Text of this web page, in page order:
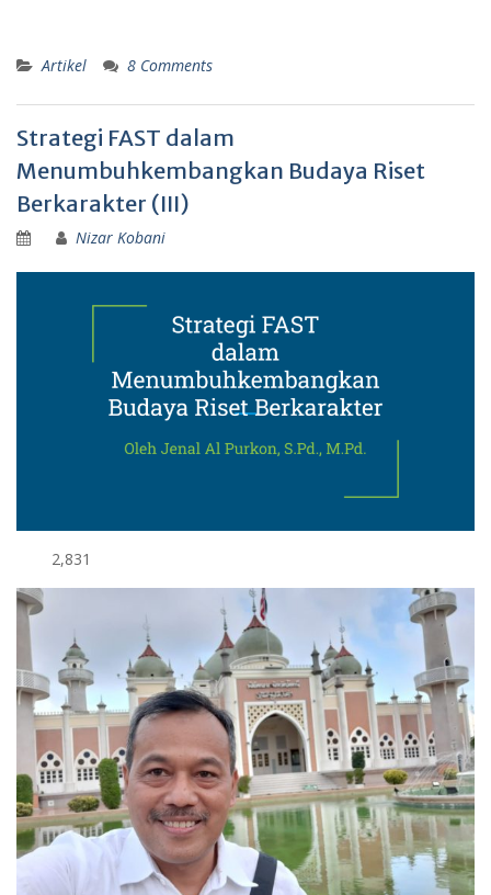
Artikel 8 Comments
Strategi FAST dalam
Menumbuhkembangkan Budaya Riset
Berkarakter (III)
Nizar Kobani
2,831